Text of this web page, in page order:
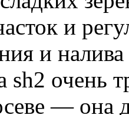
и
и
sh2 очень
— она